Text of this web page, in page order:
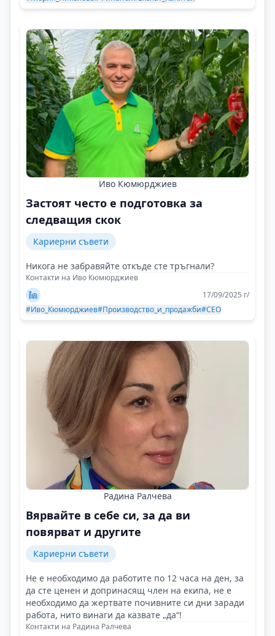
Иво Кюмюрджиев
Застоят често е подготовка за
следващия скок
Кариерни съвети
Никога не забравяйте откъде сте тръгнали?
Контакти на Иво Кюмюрджиев
17/09/2025 г/
#Иво_Кюмюрджиев#Производство_и_продажби#CEO
Радина Ралчева
Вярвайте в себе си, за да ви
повярват и другите
Кариерни съвети
Не е необходимо да работите по 12 часа на ден, за
да сте ценен и допринасящ член на екипа, не е
необходимо да жертвате почивните си дни заради
работа, нито винаги да казвате „да“!
Контакти на Радина Ралчева